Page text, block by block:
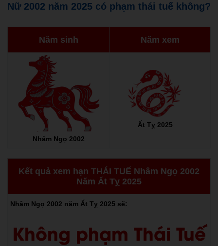
Nữ 2002 năm 2025 có phạm thái tuế không?
Năm sinh Năm xem
Nhâm Ngọ 2002
Ất Tỵ 2025
Kết quả xem hạn THÁI TUẾ Nhâm Ngọ 2002
Năm Ất Tỵ 2025
Nhâm Ngọ 2002 năm Ất Tỵ 2025 sẽ:
Không phạm Thái Tuế